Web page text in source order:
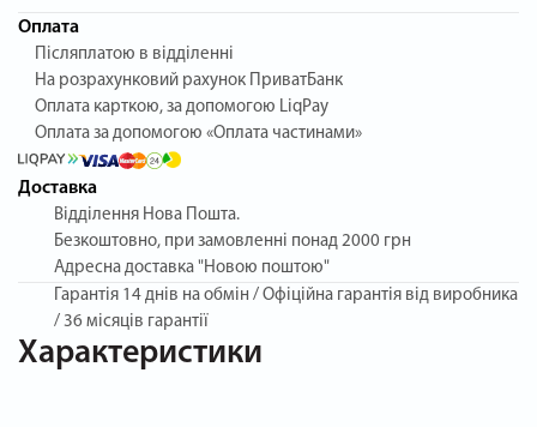
Оплата
Післяплатою в відділенні
На розрахунковий рахунок ПриватБанк
Оплата карткою, за допомогою LiqPay
Оплата за допомогою «Оплата частинами»
Доставка
Відділення Нова Пошта.
Безкоштовно, при замовленні понад 2000 грн
Адресна доставка "Новою поштою"
Гарантія 14 днів на обмін / Офіційна гарантія від виробника
/ 36 місяців гарантії
Характеристики